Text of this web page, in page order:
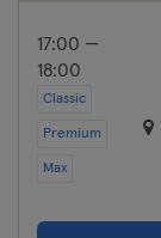
17:00 —
18:00
Classic
Premium
Max